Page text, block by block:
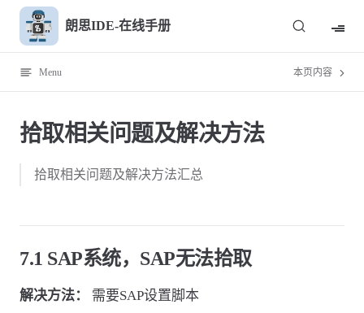
Skip to content朗思IDE-在线手册
Menu 本页内容
拾取相关问题及解决方法
拾取相关问题及解决方法汇总
7.1 SAP系统，SAP无法拾取
解决方法： 需要SAP设置脚本